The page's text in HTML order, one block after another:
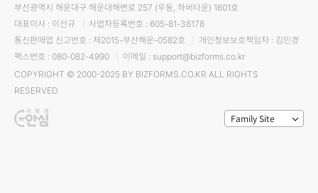
부산광역시 해운대구 해운대해변로 257 (우동, 하버타운) 1601호
대표이사 : 이선규
사업자등록번호 : 605-81-38178
통신판매업 신고번호 : 제2015-부산해운-0582호
개인정보보호책임자 : 김민경
팩스번호 : 080-082-4990
이메일 : support@bizforms.co.kr
COPYRIGHT © 2000-2025 BY BIZFORMS.CO.KR ALL RIGHTS
RESERVED
Family Site